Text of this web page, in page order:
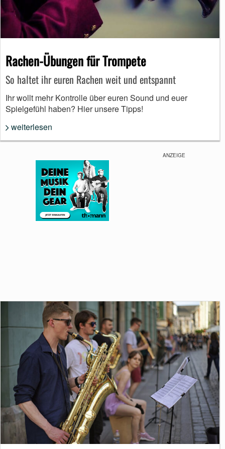
Rachen-Übungen für Trompete
So haltet ihr euren Rachen weit und entspannt
Ihr wollt mehr Kontrolle über euren Sound und euer
Spielgefühl haben? Hier unsere Tipps!
weiterlesen